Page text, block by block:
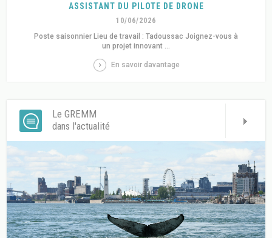
ASSISTANT DU PILOTE DE DRONE
10/06/2026
Poste saisonnier Lieu de travail : Tadoussac Joignez-vous à
un projet innovant ...
En savoir davantage
Le GREMM
dans l'actualité